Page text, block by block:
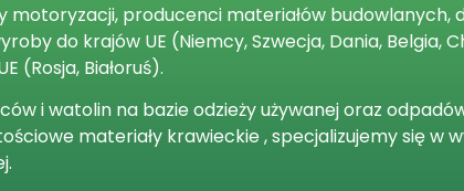
motoryzacji, producenci materiałów budowlanych,
do krajów UE (Niemcy, Szwecja, Dania, Belgia,
(Rosja, Białoruś).
i watolin na bazie odzieży używanej oraz
materiały krawieckie , specjalizujemy się w